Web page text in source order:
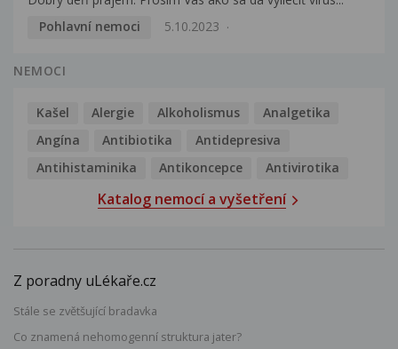
Pohlavní nemoci
5.10.2023
NEMOCI
Kašel Alergie Alkoholismus
Analgetika
Angína
Antibiotika
Antidepresiva
Antihistaminika
Antikoncepce Antivirotika
Katalog nemocí a vyšetření
Z poradny uLékaře.cz
Stále se zvětšující bradavka
Co znamená nehomogenní struktura jater?